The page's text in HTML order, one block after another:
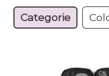
Categorie